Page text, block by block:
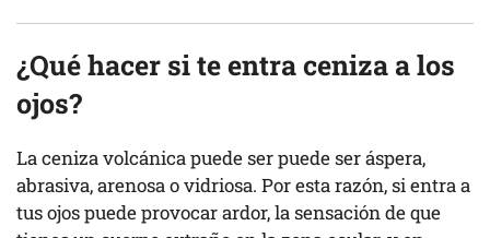
¿Qué hacer si te entra ceniza a los
ojos?
La ceniza volcánica puede ser puede ser áspera,
abrasiva, arenosa o vidriosa. Por esta razón, si entra a
tus ojos puede provocar ardor, la sensación de que